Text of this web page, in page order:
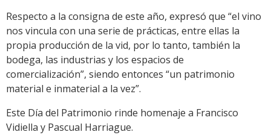
Respecto a la consigna de este año, expresó que “el vino
nos vincula con una serie de prácticas, entre ellas la
propia producción de la vid, por lo tanto, también la
bodega, las industrias y los espacios de
comercialización”, siendo entonces “un patrimonio
material e inmaterial a la vez”.
Este Día del Patrimonio rinde homenaje a Francisco
Vidiella y Pascual Harriague.